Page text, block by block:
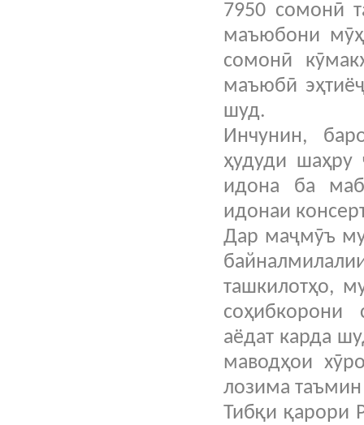
7950 сомонӣ
маъюбони
сомонӣ
маъюбӣ
шуд.
Инчунин,
ҳудуди шаҳру
идона ба
идонаи
Дар маҷмӯъ
ташкилотҳо,
соҳибкорони
аёдат карда
маводҳои
лозима
Тибқи қарори